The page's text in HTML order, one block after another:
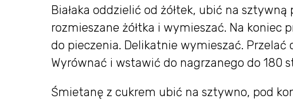
Białaka oddzielić od żółtek, ubić na
rozmieszane żółtka i wymieszać. Na koniec
do pieczenia. Delikatnie wymieszać.
Wyrównać i wstawić do nagrzanego do 180
Śmietanę z cukrem ubić na sztywno, pod